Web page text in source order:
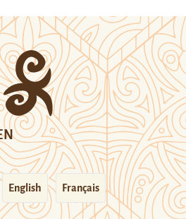
English Français